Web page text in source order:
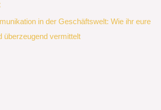
in der Geschäftswelt: Wie ihr eure
überzeugend vermittelt